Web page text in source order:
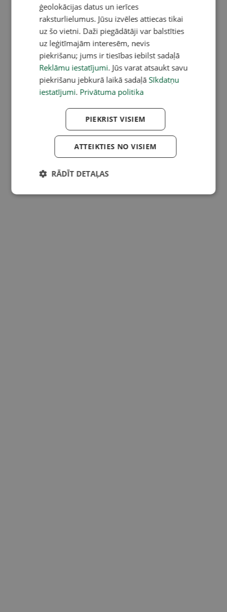
ģeolokācijas datus un ierīces
raksturlielumus. Jūsu izvēles attiecas tikai
uz šo vietni. Daži piegādātāji var balstīties
uz leģitīmajām interesēm, nevis
piekrišanu; jums ir tiesības iebilst sadaļā
Reklāmu iestatījumi. Jūs varat atsaukt savu
piekrišanu jebkurā laikā sadaļā Sīkdatņu
iestatījumi. Privātuma politika
PIEKRIST VISIEM
ATTEIKTIES NO VISIEM
RĀDĪT DETAĻAS